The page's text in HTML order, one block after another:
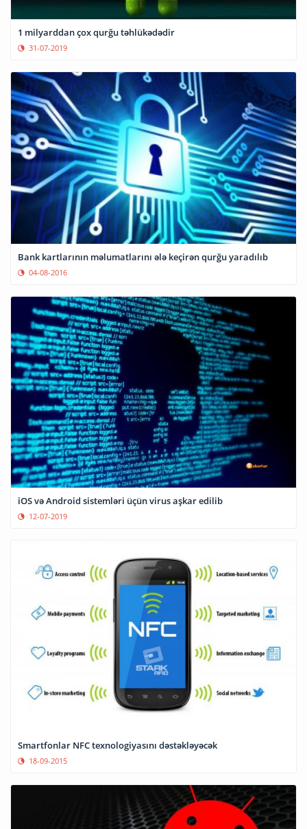
1 milyarddan çox qurğu təhlükədədir
31-07-2019
Bank kartlarının məlumatlarını ələ keçirən qurğu yaradılıb
04-08-2016
iOS və Android sistemləri üçün virus aşkar edilib
12-07-2019
Smartfonlar NFC texnologiyasını dəstəkləyəcək
18-09-2015